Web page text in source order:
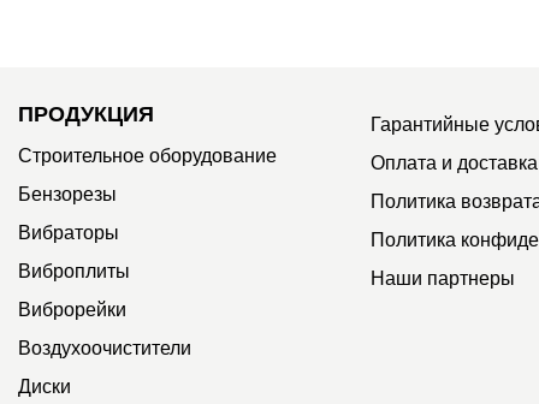
ПРОДУКЦИЯ
Строительное оборудование
Бензорезы
Вибраторы
Виброплиты
Виброрейки
Воздухоочистители
Диски
Гарантийные
Оплата и доставка
Политика
Политика
Наши партнеры